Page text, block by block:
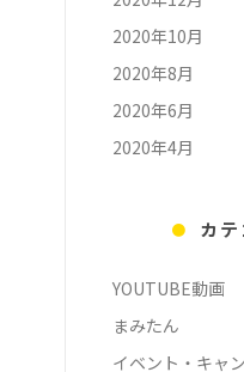
2020年10月
2020年8月
2020年6月
2020年4月
カ
YOUTUBE動画
まみたん
イベント・キャン